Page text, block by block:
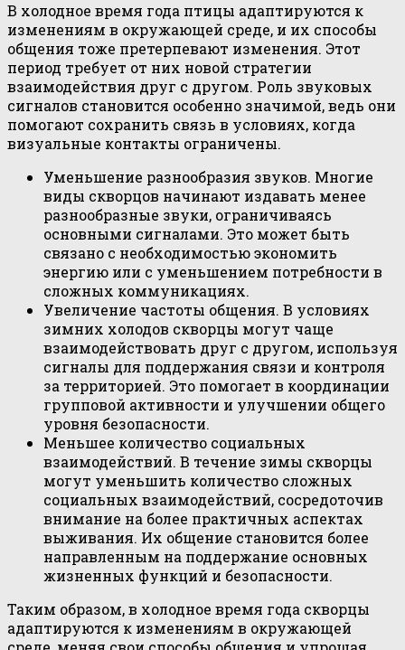
В холодное время года птицы адаптируются к
изменениям в окружающей среде, и их способы
общения тоже претерпевают изменения. Этот
период требует от них новой стратегии
взаимодействия друг с другом. Роль звуковых
сигналов становится особенно значимой, ведь они
помогают сохранить связь в условиях, когда
визуальные контакты ограничены.
Уменьшение разнообразия звуков. Многие
виды скворцов начинают издавать менее
разнообразные звуки, ограничиваясь
основными сигналами. Это может быть
связано с необходимостью экономить
энергию или с уменьшением потребности в
сложных коммуникациях.
Увеличение частоты общения. В условиях
зимних холодов скворцы могут чаще
взаимодействовать друг с другом, используя
сигналы для поддержания связи и контроля
за территорией. Это помогает в координации
групповой активности и улучшении общего
уровня безопасности.
Меньшее количество социальных
взаимодействий. В течение зимы скворцы
могут уменьшить количество сложных
социальных взаимодействий, сосредоточив
внимание на более практичных аспектах
выживания. Их общение становится более
направленным на поддержание основных
жизненных функций и безопасности.
Таким образом, в холодное время года скворцы
адаптируются к изменениям в окружающей